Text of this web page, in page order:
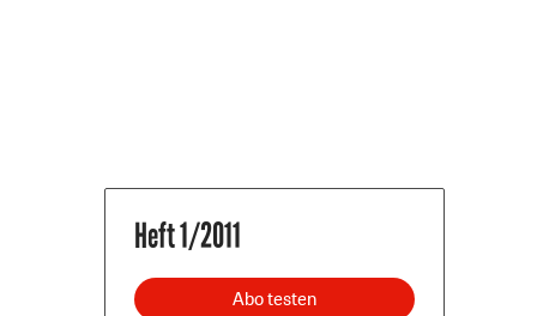
Heft 1/2011
Abo testen